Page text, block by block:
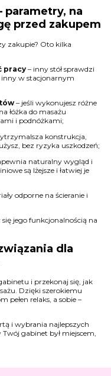
parametry, na
przed zakupem
zakupie? Oto kilka
pracy – inny stół sprawdzi
inny w stacjonarnym
– jeśli wykonujesz różne
łóżka do masażu
i podnóżkami;
konstrukcja,
bez ryzyka uszkodzeń;
naturalny wygląd i
są lżejsze i łatwiej je
odporne na ścieranie i
jego funkcjonalnością na
dla
i przekonaj się, jak
Dzięki szerokiemu
relaks, a sobie –
i wybrania najlepszych
gabinet był miejscem,